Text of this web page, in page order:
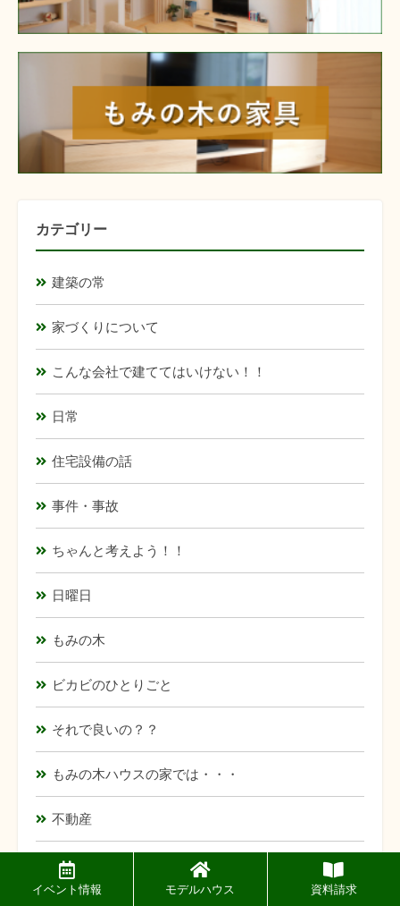
カテゴリー
建築の常
家づくりについて
こんな会社で建ててはいけない！！
日常
住宅設備の話
事件・事故
ちゃんと考えよう！！
日曜日
もみの木
ビカビのひとりごと
それで良いの？？
もみの木ハウスの家では・・・
不動産
ちょっと一服
イベント情報 モデルハウス 資料請求